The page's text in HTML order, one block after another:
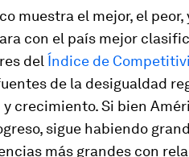
muestra el mejor, el
con el país mejor
del Índice de
de la desigualdad
crecimiento. Si bien
sigue habiendo
más grandes con